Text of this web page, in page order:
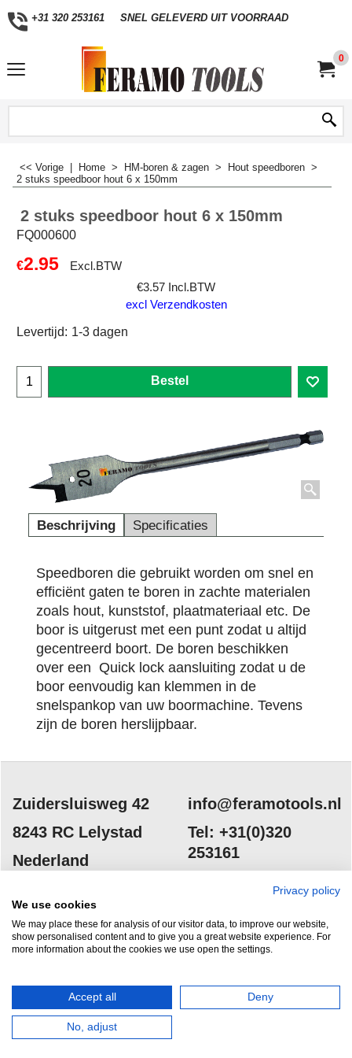
+31 320 253161 SNEL GELEVERD UIT VOORRAAD
0
<< Vorige Home > HM-boren & zagen > Hout speedboren >
2 stuks speedboor hout 6 x 150mm
2 stuks speedboor hout 6 x 150mm
FQ000600
€2.95
Excl.BTW
€3.57 Incl.BTW
excl Verzendkosten
Levertijd: 1-3 dagen
Bestel
Beschrijving Specificaties
Speedboren die gebruikt worden om snel en
efficiënt gaten te boren in zachte materialen
zoals hout, kunststof, plaatmateriaal etc. De
boor is uitgerust met een punt zodat u altijd
gecentreerd boort. De boren beschikken
over een Quick lock aansluiting zodat u de
boor eenvoudig kan klemmen in de
snelspankop van uw boormachine. Tevens
zijn de boren herslijpbaar.
Zuidersluisweg 42
8243 RC Lelystad
Nederland
info@feramotools.nl
Tel: +31(0)320
253161
Webwinkel gemaakt met
Privacy policy
We use cookies
We may place these for analysis of our visitor data, to improve our website,
show personalised content and to give you a great website experience. For
more information about the cookies we use open the settings.
Accept all Deny
No, adjust